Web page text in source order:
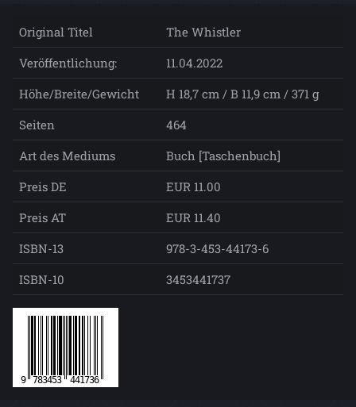
Original Titel
The Whistler
Veröffentlichung:
11.04.2022
Höhe/Breite/Gewicht
H 18,7 cm / B 11,9 cm / 371 g
Seiten
464
Art des Mediums
Buch [Taschenbuch]
Preis DE
EUR 11.00
Preis AT
EUR 11.40
ISBN-13
978-3-453-44173-6
ISBN-10
3453441737